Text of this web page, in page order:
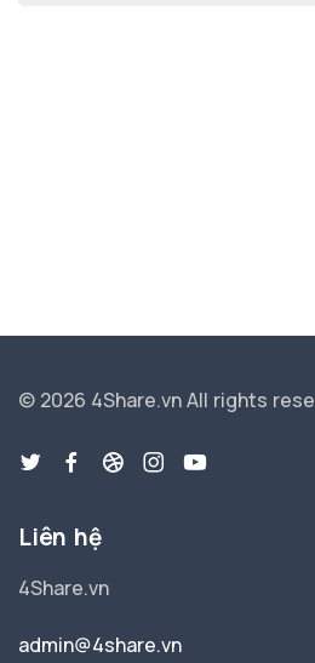
© 2026 4Share.vnAll rights
Liên hệ
4Share.vn
admin@4share.vn